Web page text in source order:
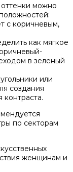
можно
с коричневым,
как мягкое
в зеленый
или
создания
контраста.
по секторам
женщинам и